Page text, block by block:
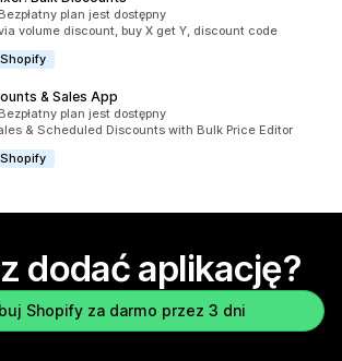
recenzji: 228
Bezpłatny plan jest dostępny
volume discount, buy X get Y, discount code
& Sales App
recenzji: 478
Bezpłatny plan jest dostępny
& Scheduled Discounts with Bulk Price Editor
dodać aplikację?
Shopify za darmo przez 3 dni